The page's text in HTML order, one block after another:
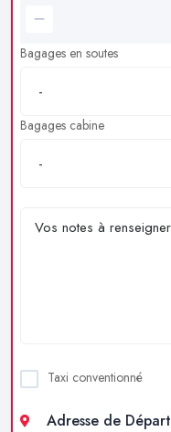
Bagages en soutes
Bagages cabine
Taxi conventionné
Adresse de Départ